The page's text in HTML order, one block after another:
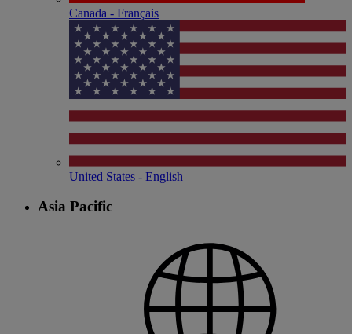
Canada - Français
United States - English
Asia Pacific